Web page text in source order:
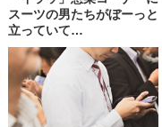
スーツの男たちがぼーっと
立っていて…